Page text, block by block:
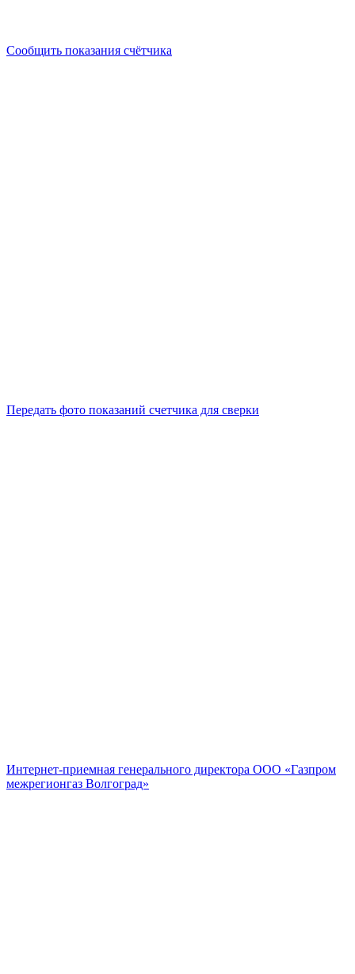
Сообщить показания счётчика
Передать фото показаний счетчика для сверки
Интернет-приемная генерального директора ООО «Газпром
межрегионгаз Волгоград»